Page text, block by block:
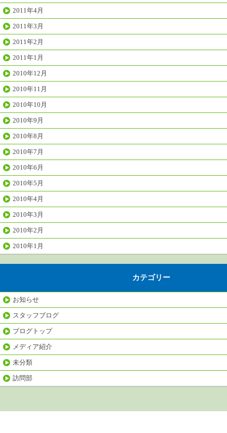
2011年4月
2011年3月
2011年2月
2011年1月
2010年12月
2010年11月
2010年10月
2010年9月
2010年8月
2010年7月
2010年6月
2010年5月
2010年4月
2010年3月
2010年2月
2010年1月
カテゴリー
お知らせ
スタッフブログ
ブログトップ
メディア紹介
未分類
訪問部